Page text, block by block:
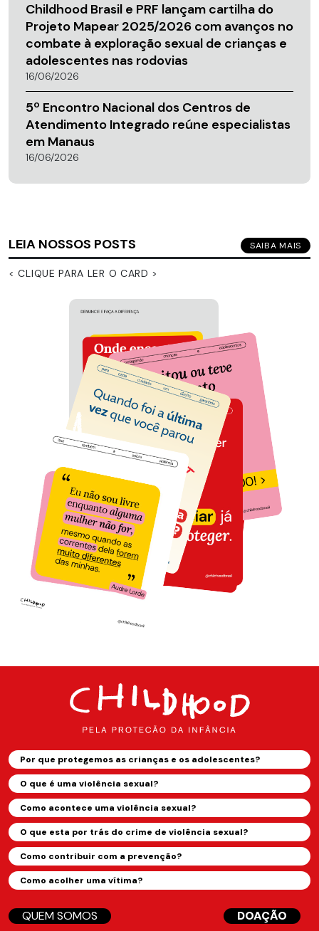
Childhood Brasil e PRF lançam cartilha do
Projeto Mapear 2025/2026 com avanços no
combate à exploração sexual de crianças e
adolescentes nas rodovias
16/06/2026
5º Encontro Nacional dos Centros de
Atendimento Integrado reúne especialistas
em Manaus
16/06/2026
LEIA NOSSOS POSTS SAIBA MAIS
< CLIQUE PARA LER O CARD >
Por que protegemos as crianças e os adolescentes?
O que é uma violência sexual?
Como acontece uma violência sexual?
O que esta por trás do crime de violência sexual?
Como contribuir com a prevenção?
Como acolher uma vítima?
QUEM SOMOS
DOAÇÃO